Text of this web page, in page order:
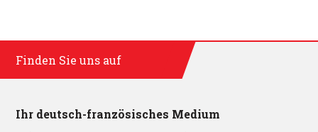
Finden Sie uns auf
Ihr deutsch-französisches Medium